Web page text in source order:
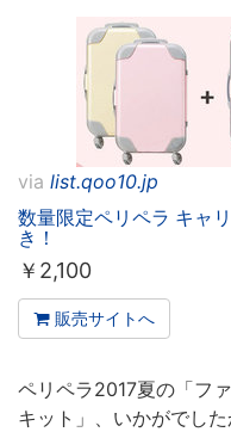
via list.qoo10.jp
数量限定ペリペラ キャ
き！
￥ 2,100
販売サイトへ
ペリペラ2017夏の「フ
キット」、いかがでした